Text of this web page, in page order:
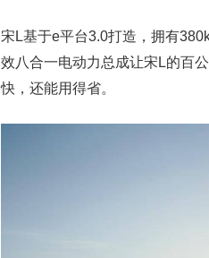
宋L基于e平台3.0打造，拥有
效八合一电动力总成让宋L的百
快，还能用得省。